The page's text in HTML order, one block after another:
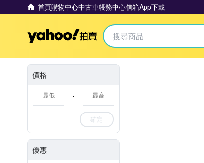
首頁購物中心中古車帳務中心信箱App下載
Yahoo拍賣
價格
-
確定
優惠